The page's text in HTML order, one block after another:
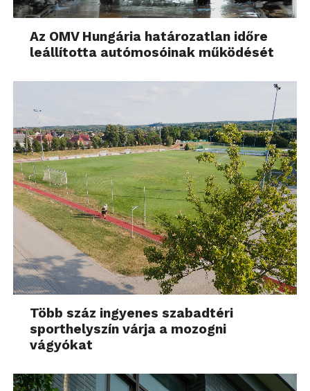
Az OMV Hungária határozatlan időre
leállította autómosóinak működését
Több száz ingyenes szabadtéri
sporthelyszín várja a mozogni
vágyókat